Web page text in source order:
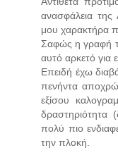
ανασφάλεια της
μου χαρακτήρα
Σαφώς η γραφή
αυτό αρκετό για
Επειδή έχω
πενήντα
εξίσου
δραστηριότητα
πολύ πιο
την πλοκή.